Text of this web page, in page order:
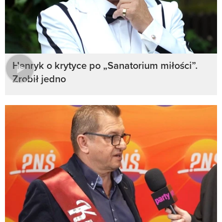
Henryk o krytyce po „Sanatorium miłości”.
Zrobił jedno